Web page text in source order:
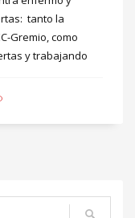
tanto la
Gremio, como
y trabajando